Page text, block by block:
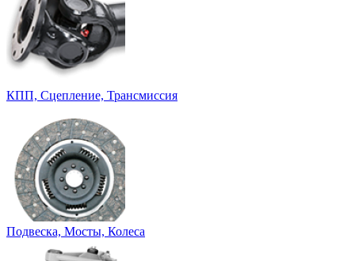
КПП, Сцепление, Трансмиссия
Подвеска, Мосты, Колеса